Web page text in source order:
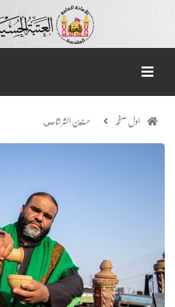
اول صفحہ حسنين الشرشاحي